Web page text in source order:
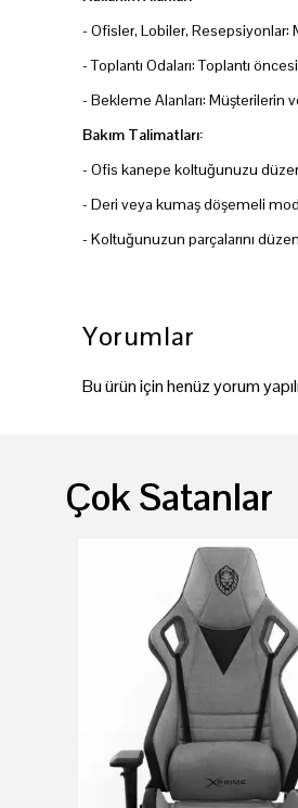
- Ofisler, Lobiler, Resepsiyonlar:
- Toplantı Odaları: Toplantı
- Bekleme Alanları: Müşterilerin
Bakım Talimatları:
- Ofis kanepe koltuğunuzu
- Deri veya kumaş döşemeli
- Koltuğunuzun parçalarını
Yorumlar
Bu ürün için henüz yorum
Çok Satanlar